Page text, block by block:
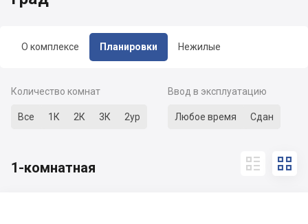
О комплексе Планировки Нежилые
Количество комнат
Все 1К 2К 3К 2ур
Ввод в эксплуатацию
Любое время Сдан
1-комнатная  